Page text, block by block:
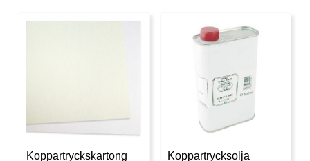
Koppartryckskartong Koppartrycksolja